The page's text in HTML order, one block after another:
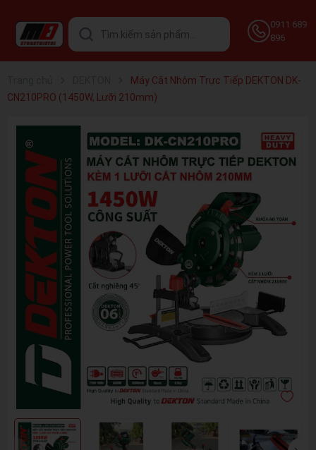
0911 689
896
Máy Cắt Nhôm Trực Tiếp DEKTON DK-
CN210PRO (1450W, Lưỡi 210mm)